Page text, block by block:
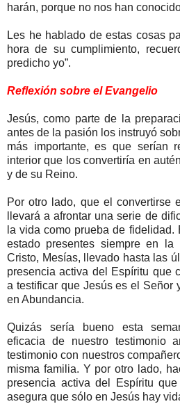
harán, porque no nos han
Les he hablado de estas cosas
hora de su cumplimiento,
predicho yo”.
Reflexión sobre el Evangelio
Jesús, como parte de la
antes de la pasión los instruyó
más importante, es que serían
interior que los convertiría en
y de su Reino.
Por otro lado, que el convertirse
llevará a afrontar una serie de
la vida como prueba de fidelidad.
estado presentes siempre en
Cristo, Mesías, llevado hasta las
presencia activa del Espíritu que
a testificar que Jesús es el Señor
en Abundancia.
Quizás sería bueno esta
eficacia de nuestro testimonio
testimonio con nuestros
misma familia. Y por otro lado,
presencia activa del Espíritu
asegura que sólo en Jesús hay